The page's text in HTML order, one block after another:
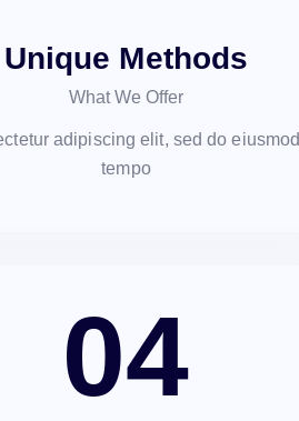
Unique Methods
What We Offer
adipiscing elit, sed do eiusmod
tempo
04